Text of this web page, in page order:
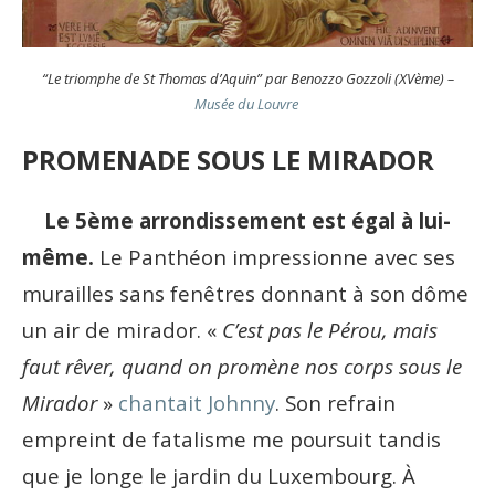
“Le triomphe de St Thomas d’Aquin” par Benozzo Gozzoli (XVème) –
Musée du Louvre
PROMENADE SOUS LE MIRADOR
Le 5ème arrondissement est égal à lui-
même. Le Panthéon impressionne avec ses
murailles sans fenêtres donnant à son dôme
un air de mirador. « C’est pas le Pérou, mais
faut rêver, quand on promène nos corps sous le
Mirador» chantait Johnny. Son refrain
empreint de fatalisme me poursuit tandis
que je longe le jardin du Luxembourg. À